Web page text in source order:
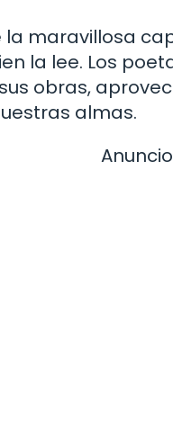
la maravillosa
la lee. Los
obras,
almas.